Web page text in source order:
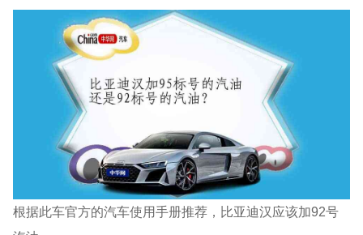
根据此车官方的汽车使用手册推荐，比亚迪汉应该加92号